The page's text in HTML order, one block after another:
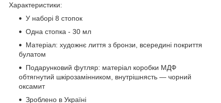
Характеристики:
У наборі 8 стопок
Одна стопка - 30 мл
Матеріал: художнє лиття з бронзи, всередині покриття
булатом
Подарунковий футляр: матеріал коробки МДФ
обтягнутий шкірозамінником, внутрішнясть — чорний
оксамит
Зроблено в Україні